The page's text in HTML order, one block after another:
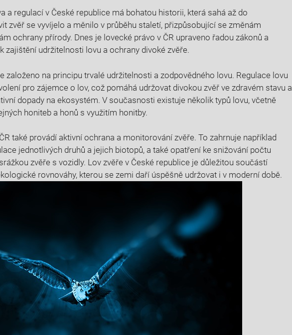
a regulací v⁢ České republice má bohatou historii, která sahá‌ až do
‌zvěř se vyvíjelo a měnilo⁤ v průběhu staletí, přizpůsobující se změnám
ochrany ⁢přírody. ‌Dnes je lovecké právo v ⁤ČR upraveno řadou zákonů a
zajištění udržitelnosti lovu a⁢ ochrany divoké zvěře.
založeno na principu trvalé udržitelnosti a zodpovědného lovu. Regulace lovu
pro zájemce o lov, což pomáhá udržovat divokou zvěř ve zdravém stavu a
dopady na ⁢ekosystém. V ⁤současnosti existuje⁢ několik typů lovu, včetně
honiteb a honů s využitím⁤ honitby.
​také provádí aktivní ochrana a ⁤monitorování zvěře. To zahrnuje například⁣
jednotlivých druhů a jejich ⁣biotopů, a také opatření ke snižování ⁤počtu⁢
zvěře s vozidly. ‌Lov zvěře v České republice je⁢ důležitou součástí⁣
rovnováhy, kterou ‌se zemi​ daří úspěšně ​udržovat ⁢i ‍v moderní ⁣době.